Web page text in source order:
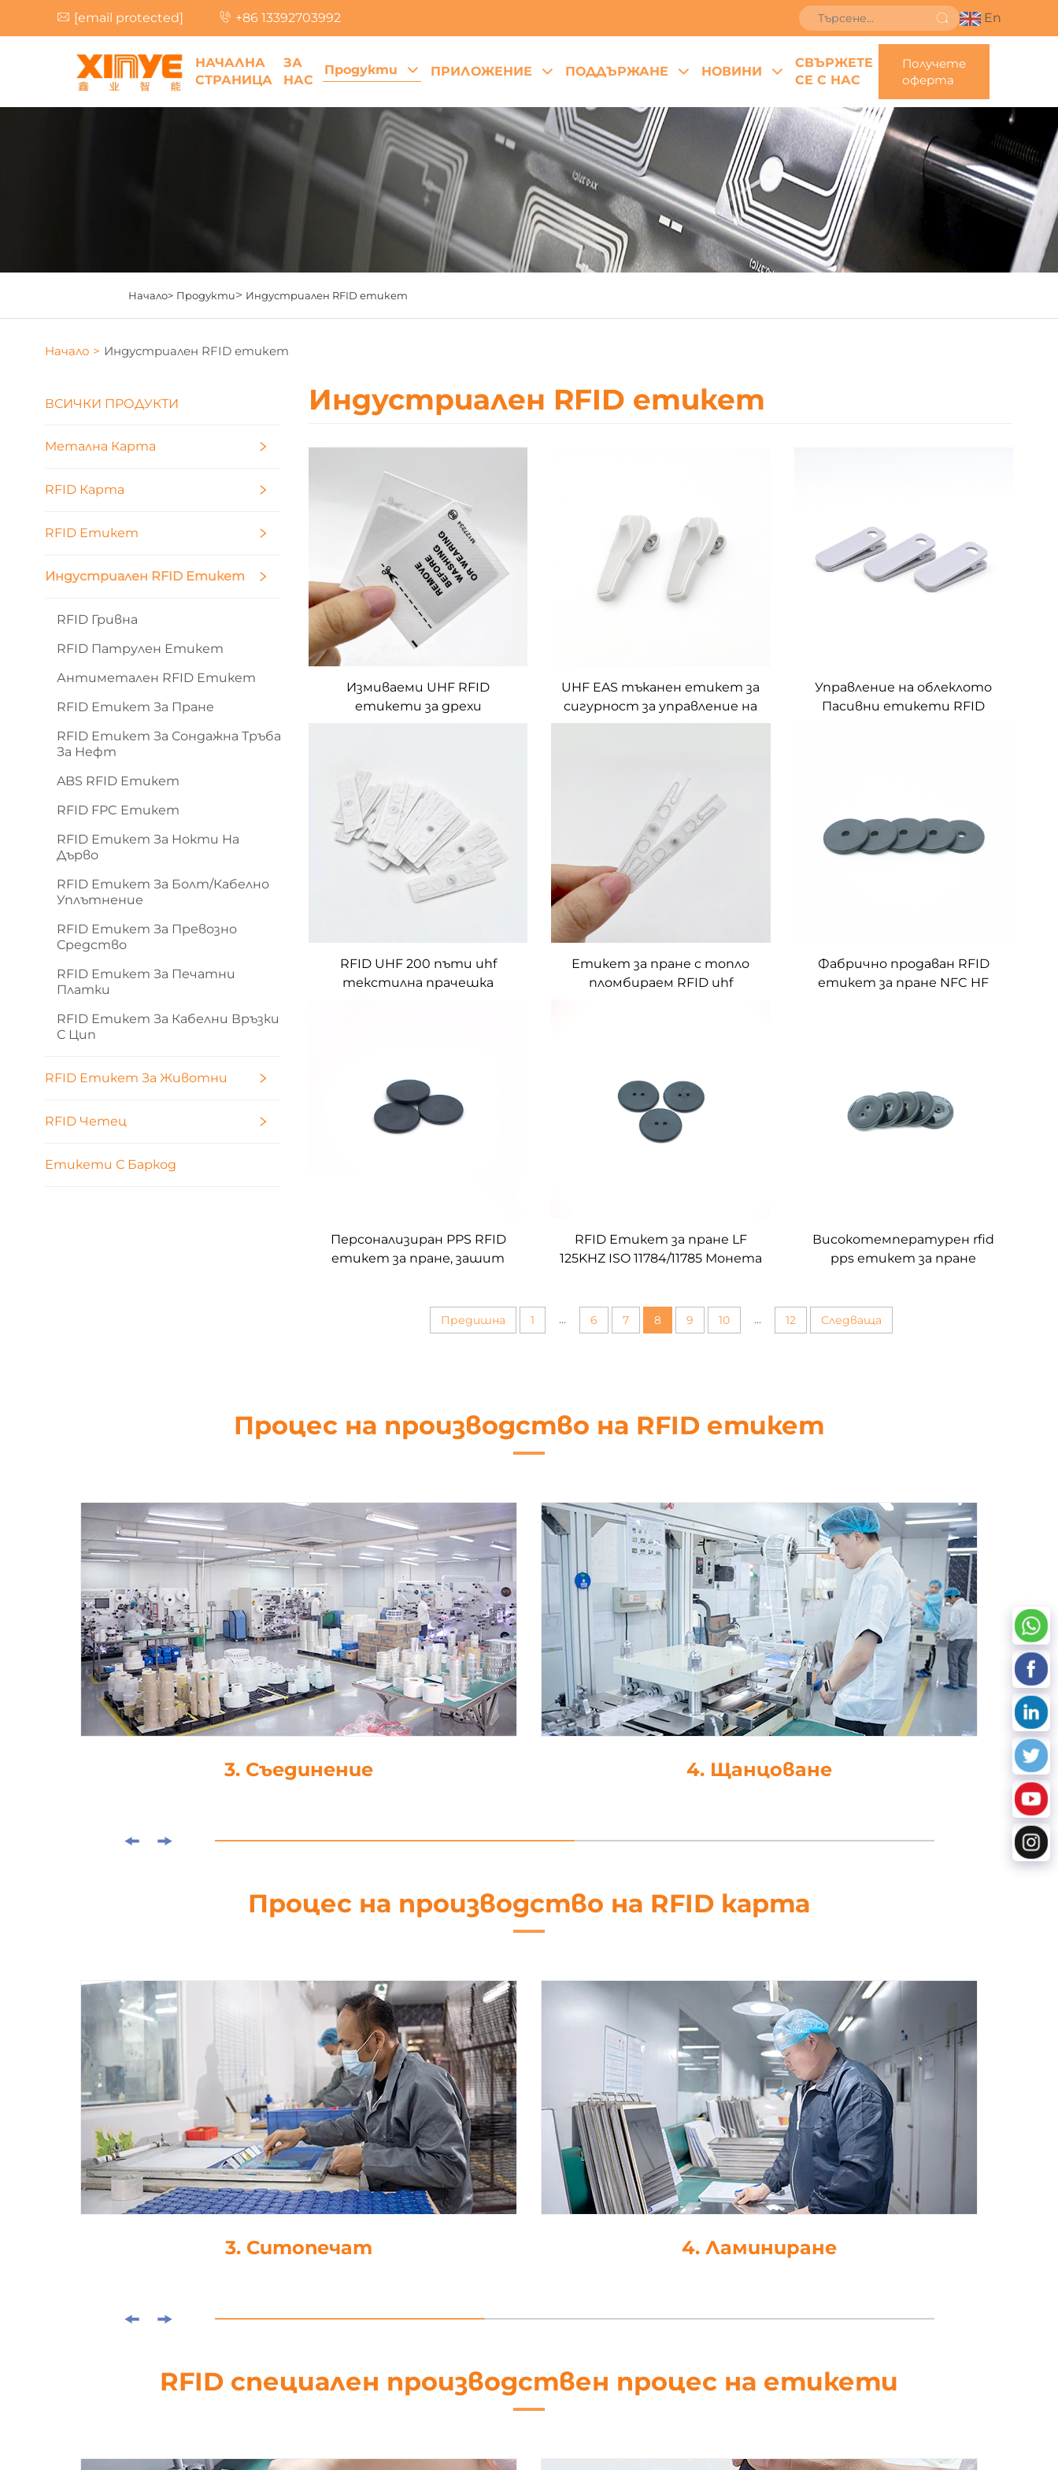
[email protected] +86 13392703992 En
НАЧАЛНА
СТРАНИЦА
ЗА
НАС
Продукти ПРИЛОЖЕНИЕ ПОДДЪРЖАНЕ НОВИНИ
СВЪРЖЕТЕ
СЕ С НАС
Получете
оферта
Начало> Продукти> Индустриален RFID етикет
Начало > Индустриален RFID етикет
ВСИЧКИ ПРОДУКТИ
Метална Карта
RFID Карта
RFID Етикет
Индустриален RFID Етикет
RFID Гривна
RFID Патрулен Етикет
Антиметален RFID Етикет
RFID Етикет За Пране
RFID Етикет За Сондажна Тръба
За Нефт
ABS RFID Етикет
RFID FPC Етикет
RFID Етикет За Нокти На
Дърво
RFID Етикет За Болт/кабелно
Уплътнение
RFID Етикет За Превозно
Средство
RFID Етикет За Печатни
Платки
RFID Етикет За Кабелни Връзки
С Цип
RFID Етикет За Животни
RFID Четец
Етикети С Баркод
Индустриален RFID етикет
Измиваеми UHF RFID
етикети за дрехи
UHF EAS тъканен етикет за
сигурност за управление на
склад на дребно
Управление на облеклото
Пасивни етикети RFID
RFID UHF 200 пъти uhf
текстилна прачешка
Етикет за пране с топло
пломбираем RFID uhf
Фабрично продаван RFID
етикет за пране NFC HF
Персонализиран PPS RFID
етикет за пране, зашит
RFID Етикет за пране LF
125KHZ ISO 11784/11785 Монета
Високотемпературен rfid
pps етикет за пране
Предишна 1 ... 6 7 8 9 10 ... 12 Следваща
Процес на производство на RFID етикет
4. Щанцоване 5. Обработка на данни
Процес на производство на RFID карта
4. Ламиниране 5. Щанцоване
RFID специален производствен процес на етикети